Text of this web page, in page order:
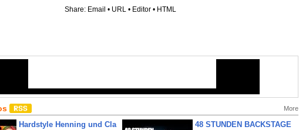
Share: Email • URL • Editor • HTML
More
Hardstyle Henning und Cla
48 STUNDEN BACKSTAGE